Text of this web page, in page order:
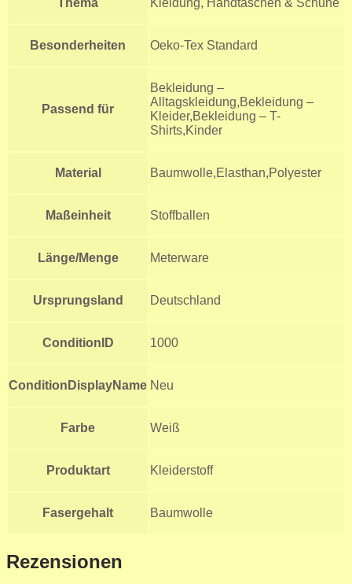
Besonderheiten Oeko-Tex Standard
Passend für
Bekleidung –
Alltagskleidung,Bekleidung –
Kleider,Bekleidung – T-
Shirts,Kinder
Material Baumwolle,Elasthan,Polyester
Maßeinheit Stoffballen
Länge/Menge Meterware
Ursprungsland Deutschland
ConditionID 1000
ConditionDisplayName Neu
Farbe Weiß
Produktart Kleiderstoff
Fasergehalt Baumwolle
Rezensionen